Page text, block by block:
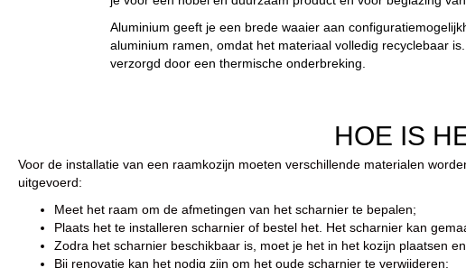
Aluminium geeft je een brede waaier aan
aluminium ramen, omdat het materiaal volledig recyclebaar
verzorgd door een thermische onderbreking.
HOE IS
Voor de installatie van een raamkozijn moeten verschillende materialen
uitgevoerd:
Meet het raam om de afmetingen van het scharnier te bepalen;
Plaats het te installeren scharnier of bestel het. Het scharnier kan
Zodra het scharnier beschikbaar is, moet je het in het kozijn plaatsen
Bij renovatie kan het nodig zijn om het oude scharnier te verwijderen;